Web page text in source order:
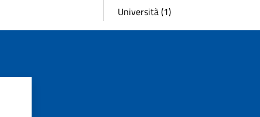
Università (1)